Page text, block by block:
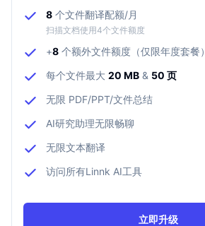
8 个文件翻译配额/月
扫描文档使用4个文件额度
+8 个额外文件额度（仅限年度套餐）
每个文件最大 20 MB & 50 页
无限 PDF/PPT/文件总结
AI研究助理无限畅聊
无限文本翻译
访问所有Linnk AI工具
立即升级